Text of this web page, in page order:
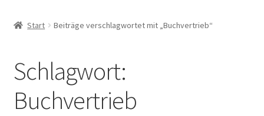
Shop
Blog
Start Beiträge verschlagwortet mit „Buchvertrieb“
Schlagwort:
Buchvertrieb